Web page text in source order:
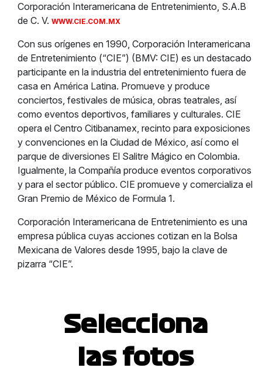
Corporación Interamericana de Entretenimiento, S.A.B
de C. V. WWW.CIE.COM.MX
Con sus orígenes en 1990, Corporación Interamericana
de Entretenimiento (“CIE”) (BMV: CIE) es un destacado
participante en la industria del entretenimiento fuera de
casa en América Latina. Promueve y produce
conciertos, festivales de música, obras teatrales, así
como eventos deportivos, familiares y culturales. CIE
opera el Centro Citibanamex, recinto para exposiciones
y convenciones en la Ciudad de México, así como el
parque de diversiones El Salitre Mágico en Colombia.
Igualmente, la Compañía produce eventos corporativos
y para el sector público. CIE promueve y comercializa el
Gran Premio de México de Formula 1.
Corporación Interamericana de Entretenimiento es una
empresa pública cuyas acciones cotizan en la Bolsa
Mexicana de Valores desde 1995, bajo la clave de
pizarra “CIE”.
Selecciona
las fotos